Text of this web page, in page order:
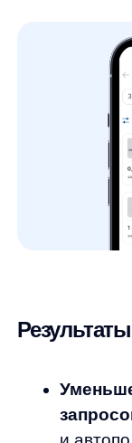
Рост
на 16.6%.
и
к росту
через
выручку
из поиска
это
страниц
привело к